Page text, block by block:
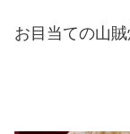
お目当ての山